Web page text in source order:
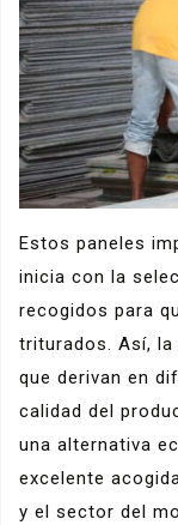
Estos paneles
inicia con la
recogidos para
triturados. Así,
que derivan en
calidad del
una alternativa
excelente
y el sector del